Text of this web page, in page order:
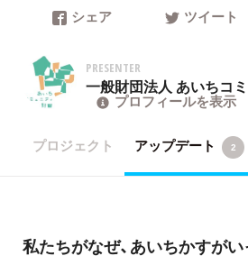
シェア ツイート
PRESENTER
一般財団法人 あいちコ
プロフィールを表示
プロジェクト アップデート 2
私たちがなぜ、あいちかすが